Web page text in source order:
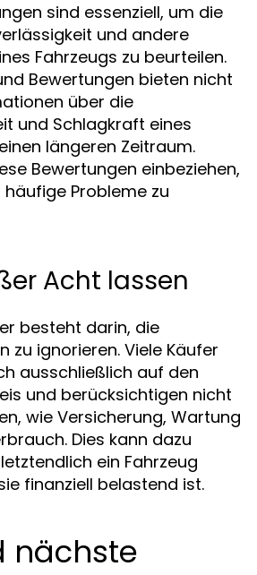
sind essenziell, um die
und andere
Fahrzeugs zu beurteilen.
Bewertungen bieten nicht
über die
und Schlagkraft eines
längeren Zeitraum.
Bewertungen einbeziehen,
Probleme zu
Acht lassen
besteht darin, die
zu ignorieren. Viele Käufer
ausschließlich auf den
und berücksichtigen nicht
wie Versicherung, Wartung
Dies kann dazu
ein Fahrzeug
finanziell belastend ist.
nächste